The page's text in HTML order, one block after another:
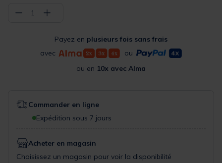
− 1 +
Payez en plusieurs fois sans frais
avec
ou
ou en 10x avec Alma
Commander en ligne
Expédition sous 7 jours
Acheter en magasin
Choisissez un magasin pour voir la disponibilité